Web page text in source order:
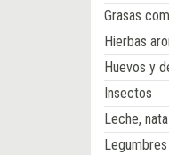
Grasas
Hierbas
Huevos y
Insectos
Leche,
Legumbres